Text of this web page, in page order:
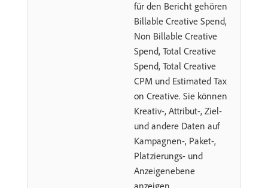
für den Bericht gehören
Billable Creative Spend,
Non Billable Creative
Spend, Total Creative
Spend, Total Creative
CPM und Estimated Tax
on Creative. Sie können
Kreativ-, Attribut-, Ziel-
und andere Daten auf
Kampagnen-, Paket-,
Platzierungs- und
Anzeigenebene
anzeigen.